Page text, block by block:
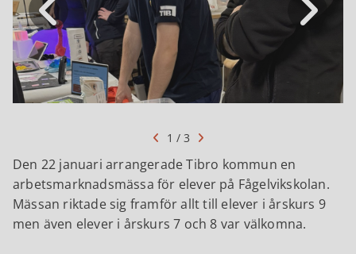
1 / 3
Den 22 januari arrangerade Tibro kommun en
arbetsmarknadsmässa för elever på Fågelvikskolan.
Mässan riktade sig framför allt till elever i årskurs 9
men även elever i årskurs 7 och 8 var välkomna.